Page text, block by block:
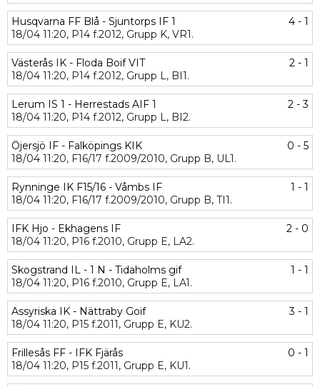
Husqvarna FF Blå - Sjuntorps IF 1
4 - 1
18/04 11:20, P14 f.2012, Grupp K, VR1.
Västerås IK - Floda Boif VIT
2 - 1
18/04 11:20, P14 f.2012, Grupp L, BI1.
Lerum IS 1 - Herrestads AIF 1
2 - 3
18/04 11:20, P14 f.2012, Grupp L, BI2.
Öjersjö IF - Falköpings KIK
0 - 5
18/04 11:20, F16/17 f.2009/2010, Grupp B, UL1.
Rynninge IK F15/16 - Våmbs IF
1 - 1
18/04 11:20, F16/17 f.2009/2010, Grupp B, TI1.
IFK Hjo - Ekhagens IF
2 - 0
18/04 11:20, P16 f.2010, Grupp E, LA2.
Skogstrand IL - 1 N - Tidaholms gif
1 - 1
18/04 11:20, P16 f.2010, Grupp E, LA1.
Assyriska IK - Nättraby Goif
3 - 1
18/04 11:20, P15 f.2011, Grupp E, KU2.
Frillesås FF - IFK Fjärås
0 - 1
18/04 11:20, P15 f.2011, Grupp E, KU1.